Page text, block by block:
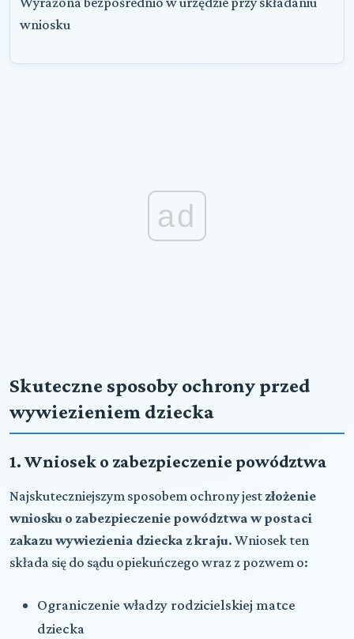
wniosku
ad
Skuteczne sposoby ochrony przed
wywiezieniem dziecka
1. Wniosek o zabezpieczenie powództwa
Najskuteczniejszym sposobem ochrony jest złożenie
wniosku o zabezpieczenie powództwa w postaci
zakazu wywiezienia dziecka z kraju. Wniosek ten
składa się do sądu opiekuńczego wraz z pozwem o:
Ograniczenie władzy rodzicielskiej matce
dziecka